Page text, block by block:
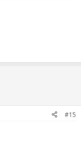
#15